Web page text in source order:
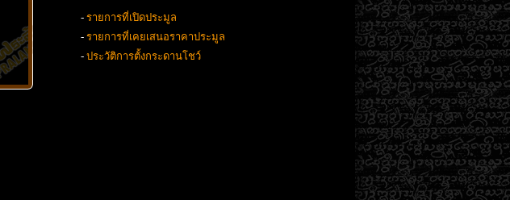
- รายการที่เปิดประมูล
- รายการที่เคยเสนอราคาประมูล
- ประวัติการตั้งกระดานโชว์